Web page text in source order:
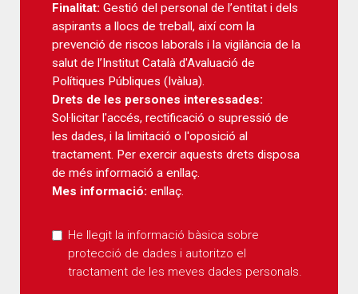
Finalitat: Gestió del personal de l’entitat i dels
aspirants a llocs de treball, així com la
prevenció de riscos laborals i la vigilància de la
salut de l’Institut Català d'Avaluació de
Polítiques Públiques (Ivàlua).
Drets de les persones interessades:
Sol·licitar l'accés, rectificació o supressió de
les dades, i la limitació o l'oposició al
tractament. Per exercir aquests drets disposa
de més informació a enllaç.
Mes informació: enllaç.
He llegit la informació bàsica sobre
protecció de dades i autoritzo el
tractament de les meves dades personals.